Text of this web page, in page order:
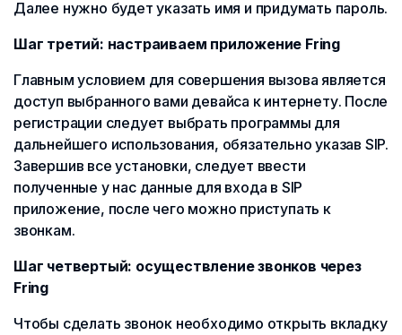
Далее нужно будет указать имя и придумать пароль.
Шаг третий: настраиваем приложение Fring
Главным условием для совершения вызова является
доступ выбранного вами девайса к интернету. После
регистрации следует выбрать программы для
дальнейшего использования, обязательно указав SIP.
Завершив все установки, следует ввести
полученные у нас данные для входа в SIP
приложение, после чего можно приступать к
звонкам.
Шаг четвертый: осуществление звонков через
Fring
Чтобы сделать звонок необходимо открыть вкладку